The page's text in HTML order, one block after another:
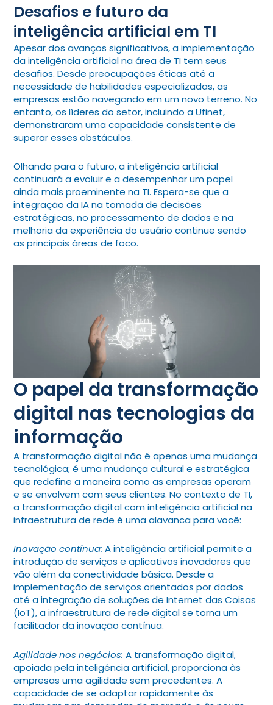
Desafios e futuro da
inteligência artificial em TI
Apesar dos avanços significativos, a implementação
da inteligência artificial na área de TI tem seus
desafios. Desde preocupações éticas até a
necessidade de habilidades especializadas, as
empresas estão navegando em um novo terreno. No
entanto, os líderes do setor, incluindo a Ufinet,
demonstraram uma capacidade consistente de
superar esses obstáculos.
Olhando para o futuro, a inteligência artificial
continuará a evoluir e a desempenhar um papel
ainda mais proeminente na TI. Espera-se que a
integração da IA na tomada de decisões
estratégicas, no processamento de dados e na
melhoria da experiência do usuário continue sendo
as principais áreas de foco.
O papel da transformação
digital nas tecnologias da
informação
A transformação digital não é apenas uma mudança
tecnológica; é uma mudança cultural e estratégica
que redefine a maneira como as empresas operam
e se envolvem com seus clientes. No contexto de TI,
a transformação digital com inteligência artificial na
infraestrutura de rede é uma alavanca para você:
Inovação contínua: A inteligência artificial permite a
introdução de serviços e aplicativos inovadores que
vão além da conectividade básica. Desde a
implementação de serviços orientados por dados
até a integração de soluções de Internet das Coisas
(IoT), a infraestrutura de rede digital se torna um
facilitador da inovação contínua.
Agilidade nos negócios: A transformação digital,
apoiada pela inteligência artificial, proporciona às
empresas uma agilidade sem precedentes. A
capacidade de se adaptar rapidamente às